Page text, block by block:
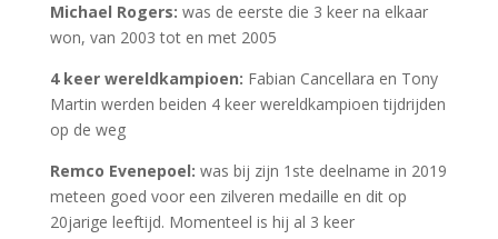
Michael Rogers: was de eerste die 3 keer na elkaar
won, van 2003 tot en met 2005
4 keer wereldkampioen: Fabian Cancellara en Tony
Martin werden beiden 4 keer wereldkampioen tijdrijden
op de weg
Remco Evenepoel: was bij zijn 1ste deelname in 2019
meteen goed voor een zilveren medaille en dit op
20jarige leeftijd. Momenteel is hij al 3 keer